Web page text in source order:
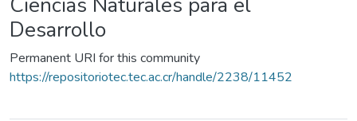
Desarrollo
Permanent URI for this community
https://repositoriotec.tec.ac.cr/handle/2238/11452